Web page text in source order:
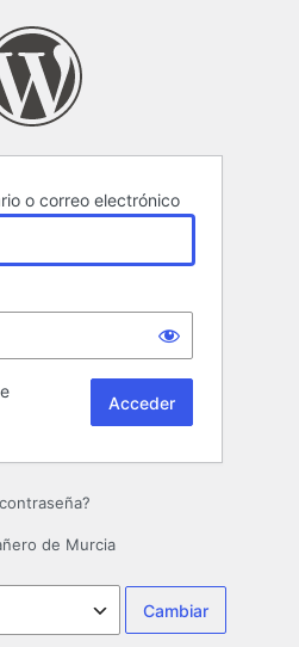
o correo electrónico
de Murcia